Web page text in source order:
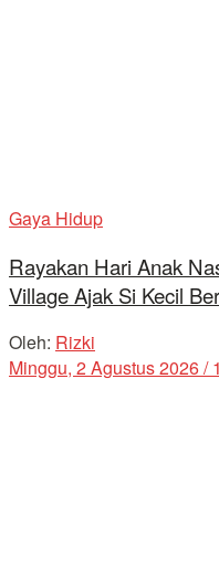
Gaya Hidup
Rayakan Hari Anak
Village Ajak Si Kecil
Oleh: Rizki
Minggu, 2 Agustus 2026 /